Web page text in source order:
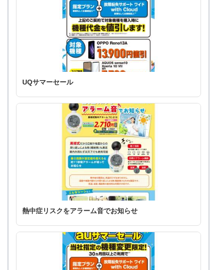
UQサマーセール
熱中症リスクをアラーム音でお知らせ